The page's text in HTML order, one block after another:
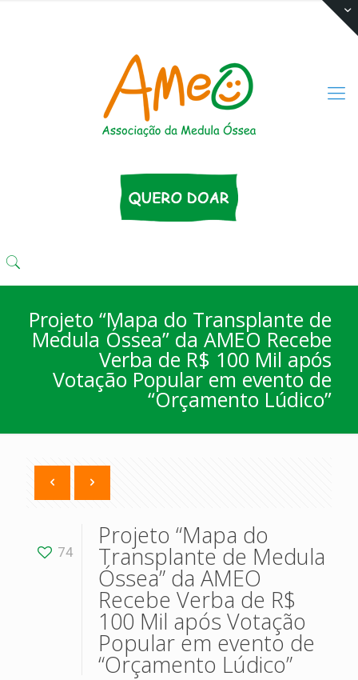
Projeto “Mapa do Transplante de
Medula Óssea” da AMEO Recebe
Verba de R$ 100 Mil após
Votação Popular em evento de
“Orçamento Lúdico”
74
Projeto “Mapa do
Transplante de Medula
Óssea” da AMEO
Recebe Verba de R$
100 Mil após Votação
Popular em evento de
“Orçamento Lúdico”